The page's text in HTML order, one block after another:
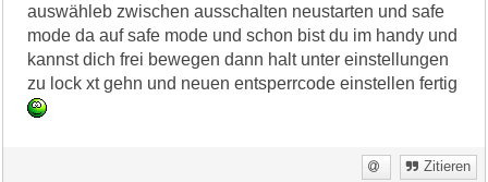
auswähleb zwischen ausschalten neustarten und safe
mode da auf safe mode und schon bist du im handy und
kannst dich frei bewegen dann halt unter einstellungen
zu lock xt gehn und neuen entsperrcode einstellen fertig
Zitieren